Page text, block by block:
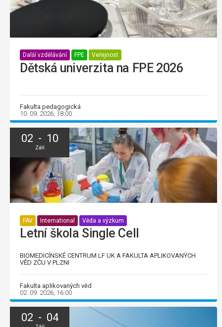
Další vzdělávání FPE Veřejnost
Dětská univerzita na FPE 2026
Fakulta pedagogická
10. 09. 2026, 18:00
02 - 10
Září
FAV International Věda a výzkum
Letní škola Single Cell
BIOMEDICÍNSKÉ CENTRUM LF UK A FAKULTA APLIKOVANÝCH
VĚD ZČU V PLZNI
Fakulta aplikovaných věd
02. 09. 2026, 16:00
02 - 04